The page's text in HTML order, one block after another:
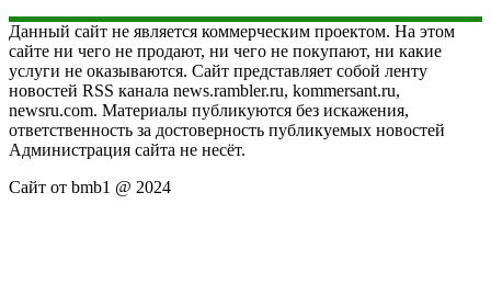
Данный сайт не является коммерческим проектом. На этом
сайте ни чего не продают, ни чего не покупают, ни какие
услуги не оказываются. Сайт представляет собой ленту
новостей RSS канала news.rambler.ru, kommersant.ru,
newsru.com. Материалы публикуются без искажения,
ответственность за достоверность публикуемых новостей
Администрация сайта не несёт.
Сайт от bmb1 @ 2024